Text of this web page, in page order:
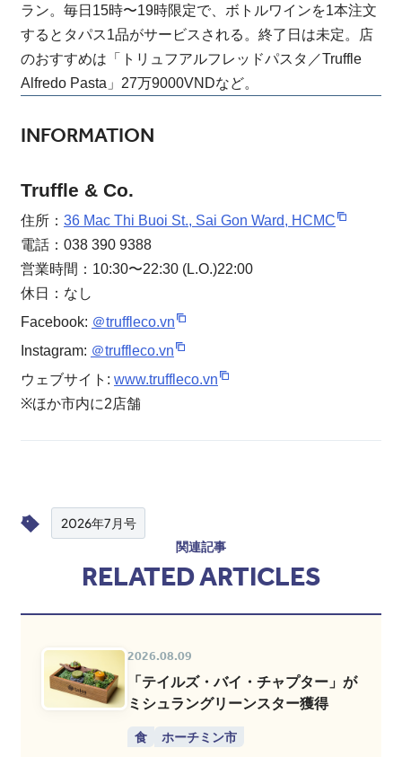
ラン。毎日15時〜19時限定で、ボトルワインを1本注文
するとタパス1品がサービスされる。終了日は未定。店
のおすすめは「トリュフアルフレッドパスタ／Truffle
Alfredo Pasta」27万9000VNDなど。
INFORMATION
Truffle & Co.
住所： 36 Mac Thi Buoi St., Sai Gon Ward, HCMC
電話：038 390 9388
営業時間：10:30〜22:30 (L.O.)22:00
休日：なし
Facebook: ＠truffleco.vn
Instagram: ＠truffleco.vn
ウェブサイト: www.truffleco.vn
※ほか市内に2店舗
2026年7月号
関連記事
RELATED ARTICLES
2026.08.09
「テイルズ・バイ・チャプター」が
ミシュラングリーンスター獲得
食 ホーチミン市